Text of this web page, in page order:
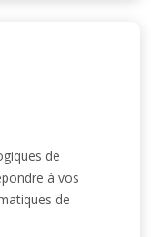
de
à vos
de